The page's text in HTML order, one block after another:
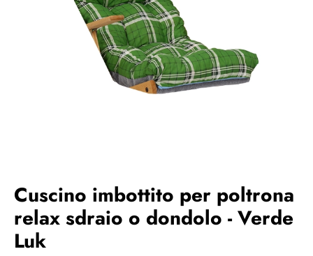
Cuscino imbottito per poltrona
relax sdraio o dondolo - Verde
Luk